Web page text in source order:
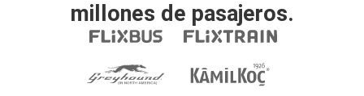
millones de pasajeros.